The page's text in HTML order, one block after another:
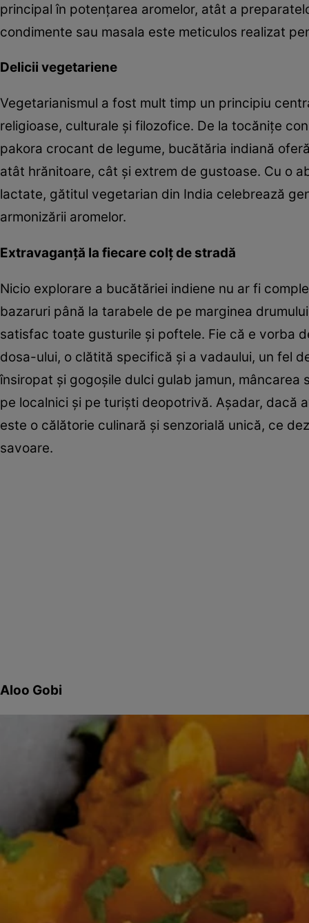
principal în potențarea aromelor, atât a
condimente sau masala este meticulos realizat
Delicii vegetariene
Vegetarianismul a fost mult timp un principiu
religioase, culturale și filozofice. De la tocănițe
pakora crocant de legume, bucătăria indiană
atât hrănitoare, cât și extrem de gustoase. Cu o
lactate, gătitul vegetarian din India celebrează
armonizării aromelor.
Extravaganță la fiecare colț de stradă
Nicio explorare a bucătăriei indiene nu ar fi
bazaruri până la tarabele de pe marginea
satisfac toate gusturile și poftele. Fie că e vorba
dosa-ului, o clătită specifică și a vadaului, un fel
însiropat și gogoșile dulci gulab jamun,
pe localnici și pe turiști deopotrivă. Așadar, dacă
este o călătorie culinară și senzorială unică, ce
savoare.
Aloo Gobi